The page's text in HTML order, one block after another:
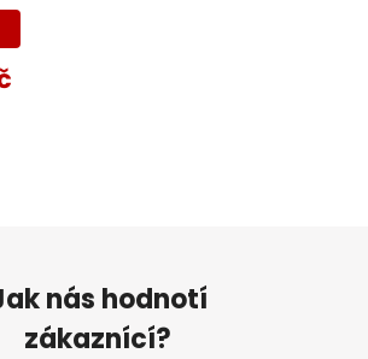
nás hodnotí
zákaznící?